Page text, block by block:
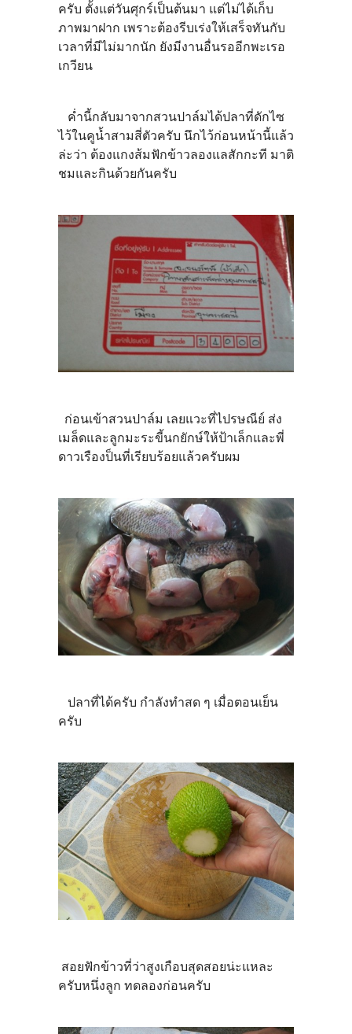
ครับ ตั้งแต่วันศุกร์เป็นต้นมา แต่ไม่ได้เก็บ
ภาพมาฝาก เพราะต้องรีบเร่งให้เสร็จทันกับ
เวลาที่มีไม่มากนัก ยังมีงานอื่นรออีกพะเรอ
เกวียน
ค่ำนี้กลับมาจากสวนปาล์มได้ปลาที่ดักไซ
ไว้ในคูน้ำสามสี่ตัวครับ นึกไว้ก่อนหน้านี้แล้ว
ล่ะว่า ต้องแกงส้มฟักข้าวลองแลสักกะที มาติ
ชมและกินด้วยกันครับ
ก่อนเข้าสวนปาล์ม เลยแวะที่ไปรษณีย์ ส่ง
เมล็ดและลูกมะระขี้นกยักษ์ให้ป้าเล็กและพี่
ดาวเรืองป็นที่เรียบร้อยแล้วครับผม
ปลาที่ได้ครับ กำลังทำสด ๆ เมื่อตอนเย็น
ครับ
สอยฟักข้าวที่ว่าสูงเกือบสุดสอยน่ะแหละ
ครับหนึ่งลูก ทดลองก่อนครับ